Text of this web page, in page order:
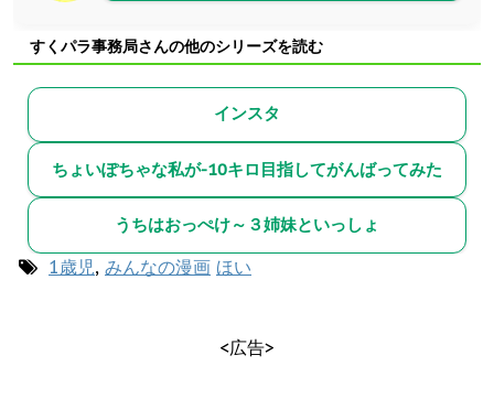
すくパラ事務局さんの他のシリーズを読む
インスタ
ちょいぽちゃな私が-10キロ目指してがんばってみた
うちはおっぺけ～３姉妹といっしょ
1歳児, みんなの漫画 ほい
<広告>